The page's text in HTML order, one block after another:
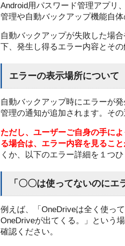
Android用パスワード管理アプリ
管理や自動バックアップ機能自
自動バックアップが失敗した場
下、発生し得るエラー内容とそ
エラーの表示場所について
自動バックアップ時にエラーが
管理の通知が追加されます。そ
ただし、ユーザーご自身の手に
る場合は、エラー内容を見るこ
くか、以下のエラー詳細を１つ
「〇〇は使ってないのに
例えば、「OneDriveは全く使っ
OneDriveが出てくる。」という
確認ください。